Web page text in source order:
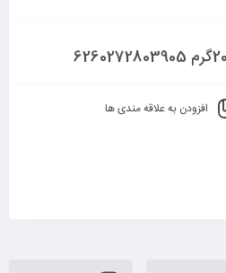
افزودن به علاقه مندی ها